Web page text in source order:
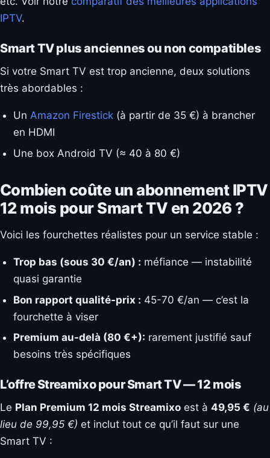
IPTV.
Smart TV plus anciennes ou non compatibles
Si votre Smart TV est trop ancienne, deux solutions
très abordables :
UnAmazon Firestick (à partir de 35 €) à brancher
en HDMI
Une box Android TV (≈ 40 à 80 €)
Combien coûte un abonnement IPTV
12 mois pour Smart TV en 2026 ?
Voici les fourchettes réalistes pour un service stable :
Trop bas (sous 30 €/an) : méfiance — instabilité
quasi garantie
Bon rapport qualité-prix : 45-70 €/an — c’est la
fourchette à viser
Premium au-delà (80 €+): rarement justifié sauf
besoins très spécifiques
L’offre Streamixo pour Smart TV — 12 mois
Le Plan Premium 12 mois Streamixo est à 49,95 € (au
lieu de 99,95 €) et inclut tout ce qu’il faut sur une
Smart TV :